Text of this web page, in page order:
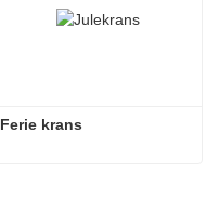
Ferie krans